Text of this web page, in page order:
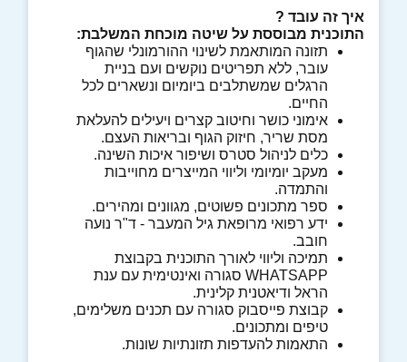
איך זה עובד ?
התוכנית מבוססת על שיטה מוכחת המשלבת:
תזונה המותאמת לשינוי ההורמונלי שהגוף
עובר, ללא תפריטים נוקשים ועם בניית
הרגלים שמשתלבים ביומיום ונשארים לכל
החיים.
אימוני כושר וחיטוב קצרים ויעילים להעלאת
מסת שריר, חיזוק הגוף ובריאות העצם.
כלים לניהול סטרס ושיפור איכות השינה.
מעקב יומיומי וליווי המייצרים מחוייבות
והתמדה.
ספר מתכונים פשוטים, מגוונים ומהירים.
ידע רפואי מרופאת גיל המעבר - ד"ר נועה
חובב.
תמיכה וליווי לאורך התוכנית בקבוצת
WHATSAPP סגורה ואינטימית עם ענת
הראל ודיאטנית קלינית.
קבוצת פייסבוק סגורה עם תכנים משלימים,
טיפים ומתכונים.
התאמות להעדפות תזונתיות שונות.